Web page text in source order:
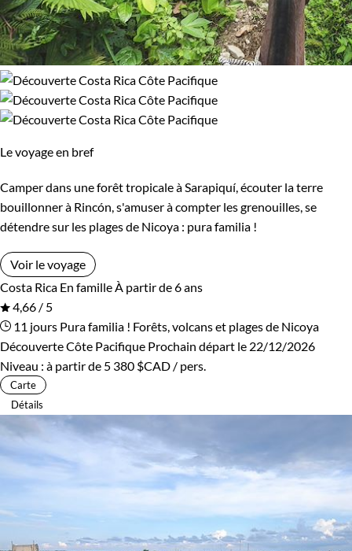
Le voyage en bref
Camper dans une forêt tropicale à Sarapiquí, écouter la terre
bouillonner à Rincón, s'amuser à compter les grenouilles, se
détendre sur les plages de Nicoya : pura familia !
Voir le voyage
Costa Rica En famille À partir de 6 ans
4,66 / 5
11 jours Pura familia ! Forêts, volcans et plages de Nicoya
Découverte Côte Pacifique Prochain départ le 22/12/2026
Niveau : à partir de 5 380 $CAD / pers.
Carte
Détails